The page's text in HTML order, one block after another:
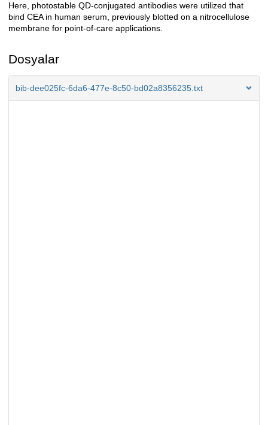
Here, photostable QD-conjugated antibodies were utilized that
bind CEA in human serum, previously blotted on a nitrocellulose
membrane for point-of-care applications.
Dosyalar
bib-dee025fc-6da6-477e-8c50-bd02a8356235.txt